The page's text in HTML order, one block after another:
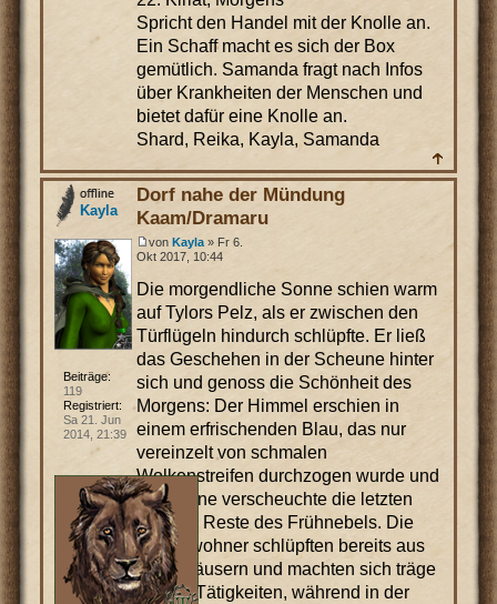
Spricht den Handel mit der Knolle an.
Ein Schaff macht es sich der Box
gemütlich. Samanda fragt nach Infos
über Krankheiten der Menschen und
bietet dafür eine Knolle an.
Shard, Reika, Kayla, Samanda
Dorf nahe der Mündung
Kaam/Dramaru
von Kayla» Fr 6.
Okt 2017, 10:44
Die morgendliche Sonne schien warm
auf Tylors Pelz, als er zwischen den
Türflügeln hindurch schlüpfte. Er ließ
das Geschehen in der Scheune hinter
sich und genoss die Schönheit des
Morgens: Der Himmel erschien in
einem erfrischenden Blau, das nur
vereinzelt von schmalen
Wolkenstreifen durchzogen wurde und
die Sonne verscheuchte die letzten
blassen Reste des Frühnebels. Die
Dorfbewohner schlüpften bereits aus
ihren Häusern und machten sich träge
an ihre Tätigkeiten, während in der
Kayla
Beiträge:
119
Registriert:
Sa 21. Jun
2014, 21:39